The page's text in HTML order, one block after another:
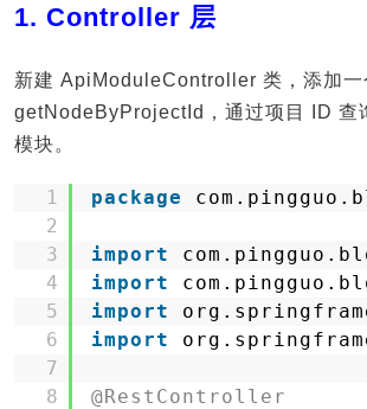
1. Controller 层
新建 ApiModuleController 类，添加一
getNodeByProjectId，通过项目 ID 查
模块。
1
2
3
4
5
6
7
8
package
import
import
import
import
@RestController